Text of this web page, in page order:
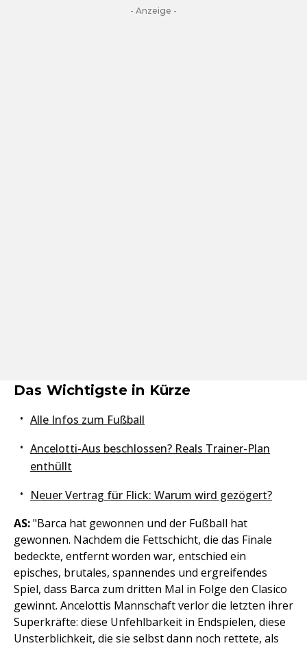
- Anzeige -
Das Wichtigste in Kürze
Alle Infos zum Fußball
Ancelotti-Aus beschlossen? Reals Trainer-Plan
enthüllt
Neuer Vertrag für Flick: Warum wird gezögert?
AS:"Barca hat gewonnen und der Fußball hat
gewonnen. Nachdem die Fettschicht, die das Finale
bedeckte, entfernt worden war, entschied ein
episches, brutales, spannendes und ergreifendes
Spiel, dass Barca zum dritten Mal in Folge den Clasico
gewinnt. Ancelottis Mannschaft verlor die letzten ihrer
Superkräfte: diese Unfehlbarkeit in Endspielen, diese
Unsterblichkeit, die sie selbst dann noch rettete, als